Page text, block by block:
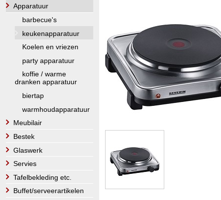
Apparatuur
barbecue's
keukenapparatuur
Koelen en vriezen
party apparatuur
koffie / warme
dranken apparatuur
biertap
warmhoudapparatuur
Meubilair
Bestek
Glaswerk
Servies
Tafelbekleding etc.
Buffet/serveerartikelen